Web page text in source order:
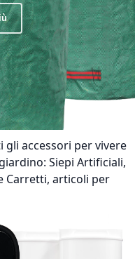
accessori per vivere
Siepi Artificiali,
Carretti, articoli per